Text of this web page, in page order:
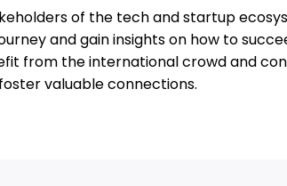
of the tech and startup
and gain insights on how to
from the international crowd and
valuable connections.